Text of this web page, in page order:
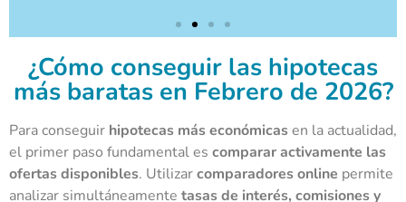
¿Cómo conseguir las hipotecas
más baratas en Febrero de 2026?
Para conseguir hipotecas más económicasen la actualidad,
el primer paso fundamental es comparar activamente las
ofertas disponibles. Utilizarcomparadores online permite
analizar simultáneamente tasas de interés, comisiones y